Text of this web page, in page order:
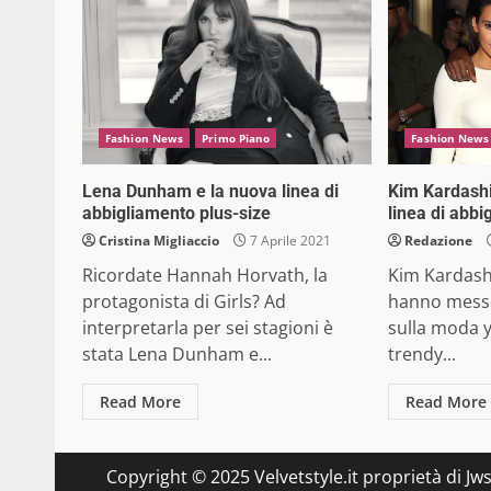
Fashion News Primo Piano
Lena Dunham e la nuova linea di
abbigliamento plus-size
Cristina Migliaccio 7 Aprile 2021
Ricordate Hannah Horvath, la
protagonista di Girls? Ad
interpretarla per sei stagioni è
stata Lena Dunham e...
Read More
Fashion News
Kim
linea di
Redazione
Kim
hanno
sulla moda
trendy...
Read More
Copyright © 2025 Velvetstyle.it proprietà di